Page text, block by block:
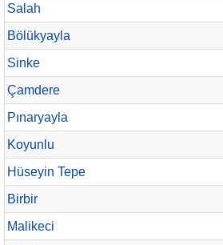
Salah
Bölükyayla
Sinke
Çamdere
Pınaryayla
Koyunlu
Hüseyin Tepe
Birbir
Malikeci